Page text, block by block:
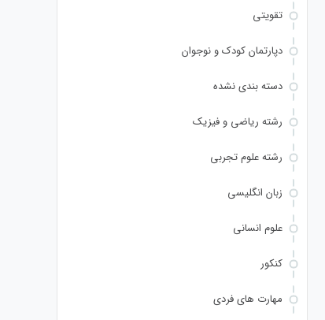
تقویتی
دپارتمان کودک و نوجوان
دسته بندی نشده
رشته ریاضی و فیزیک
رشته علوم تجربی
زبان انگلیسی
علوم انسانی
کنکور
مهارت های فردی